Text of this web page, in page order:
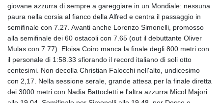
giovane azzurra di sempre a gareggiare in un Mondiale: nessuna
paura nella corsia al fianco della Alfred e centra il passaggio in
semifinale con 7.27. Avanti anche Lorenzo Simonelli, promosso
alla semifinale dei 60 ostacoli con 7.65 (out il debuttante Oliver
Mulas con 7.77). Eloisa Coiro manca la finale degli 800 metri con
il personale di 1:58.33 sfiorando il record italiano di soli otto
centesimi. Non decolla Christian Falocchi nell'alto, undicesimo
con 2,17. Nella sessione serale, grande attesa per la finale diretta
dei 3000 metri con Nadia Battocletti e l'altra azzurra Micol Majori